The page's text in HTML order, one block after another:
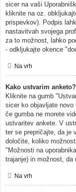
sicer na vaši
kliknite na oz.
prispevkov). Podpis
nastavitvah svojega
za to možnost, lahko
- odkljukajte okence
Na vrh
Kako ustvarim anketo?
Kliknite na gumb
sicer ko objavljate novo
če gumba ne morete
ustvaritev ankete. V
ter se prepričajte, da je
določite, koliko
"Možnosti na
trajanje) in možnost, da
Na vrh